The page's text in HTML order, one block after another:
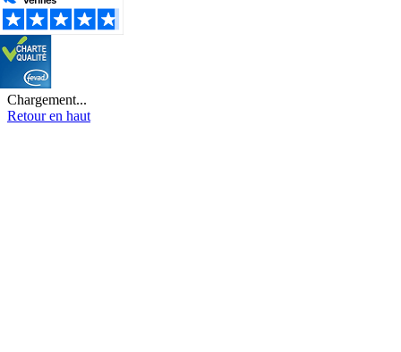
Chargement...
Retour en haut